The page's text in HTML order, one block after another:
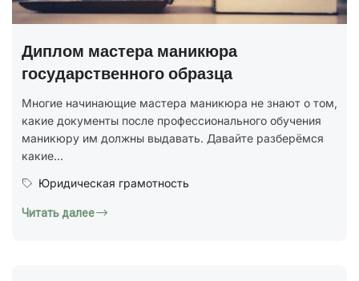
Диплом мастера маникюра
государственного образца
Многие начинающие мастера маникюра не знают о том,
какие документы после профессионального обучения
маникюру им должны выдавать. Давайте разберёмся
какие...
Юридическая грамотность
Читать далее